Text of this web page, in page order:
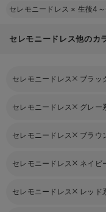
セレモニードレス × 生後4
セレモニードレス他のカ
セレモニードレス ブラッ
セレモニードレス グレー
セレモニードレス ブラウ
セレモニードレス ネイビ
セレモニードレス レッド